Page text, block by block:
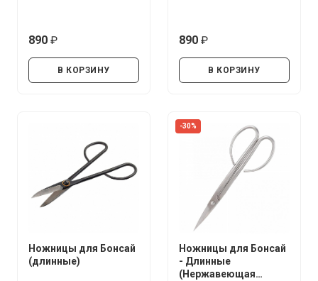
890
В КОРЗИНУ
890
В КОРЗИНУ
Ножницы для Бонсай
(длинные)
-30%
Ножницы для Бонсай
- Длинные
(Нержавеющая